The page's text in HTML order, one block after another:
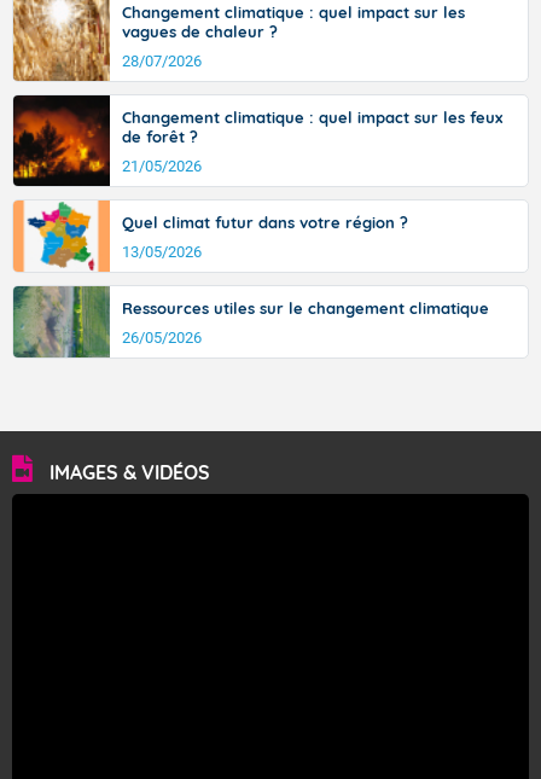
Le soleil brille généreusement.
Températures minimales : 16 degrés.
Petit vent d'Est-Nord-Est généralement faible.
Pour mardi après-midi.
Beau temps sec et bien ensoleillé.
Températures maximales : 29 degrés.
Vent faible de direction variable.
Fermer
Changement climatique : quel impact sur les
vagues de chaleur ?
28/07/2026
Changement climatique : quel impact sur les feux
de forêt ?
21/05/2026
Quel climat futur dans votre région ?
13/05/2026
Ressources utiles sur le changement climatique
26/05/2026
IMAGES & VIDÉOS